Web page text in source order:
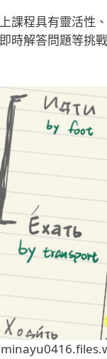
課程具有靈活性
時解答問題等挑